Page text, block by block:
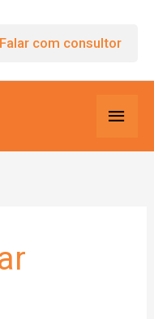
Falar com consultor